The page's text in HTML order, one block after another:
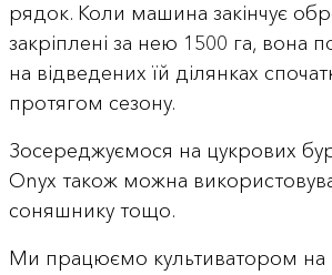
рядок. Коли машина закінчує
закріплені за нею 1500 га, вона
на відведених їй ділянках
протягом сезону.
Зосереджуємося на цукрових
Onyx також можна
соняшнику тощо.
Ми працюємо культиватором на